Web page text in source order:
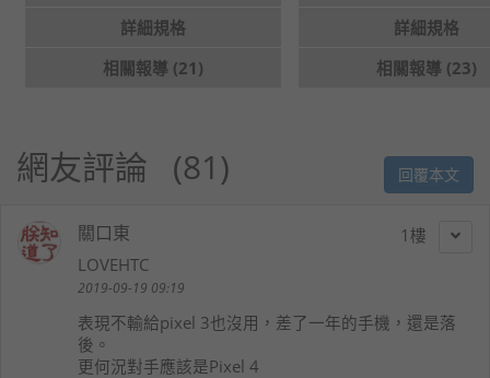
詳細規格
相關報導 (21)
詳細規格
相關報導 (23)
網友評論 81 回覆本文
1
關口東
LOVEHTC
2019-09-19 09:19
表現不輸給pixel 3也沒用，差了一年的手機，還是落
後。
更何況對手應該是Pixel 4